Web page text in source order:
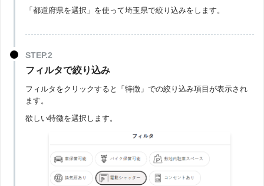
「都道府県を選択」を使って埼玉県で絞り込みをします。
フィルタで絞り込み
フィルタをクリックすると「特徴」での絞り込み項目が表示され
ます。
欲しい特徴を選択します。